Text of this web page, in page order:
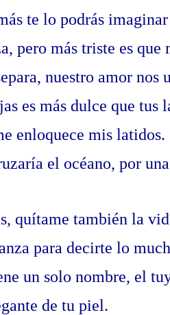
te lo podrás
pero más triste es que
nuestro amor nos
es más dulce que tus
enloquece mis latidos.
el océano, por
quítame también la
para decirte lo
un solo nombre, el
de tu piel.